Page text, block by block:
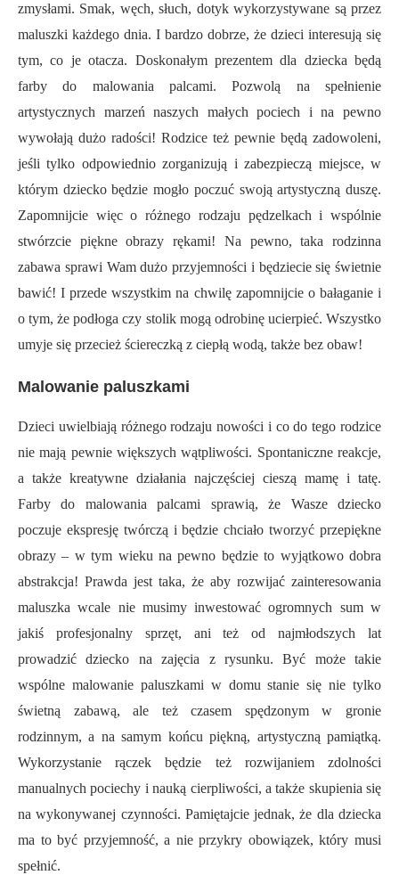
zmysłami. Smak, węch, słuch, dotyk wykorzystywane są przez
maluszki każdego dnia. I bardzo dobrze, że dzieci interesują się
tym, co je otacza. Doskonałym prezentem dla dziecka będą
farby do malowania palcami. Pozwolą na spełnienie
artystycznych marzeń naszych małych pociech i na pewno
wywołają dużo radości! Rodzice też pewnie będą zadowoleni,
jeśli tylko odpowiednio zorganizują i zabezpieczą miejsce, w
którym dziecko będzie mogło poczuć swoją artystyczną duszę.
Zapomnijcie więc o różnego rodzaju pędzelkach i wspólnie
stwórzcie piękne obrazy rękami! Na pewno, taka rodzinna
zabawa sprawi Wam dużo przyjemności i będziecie się świetnie
bawić! I przede wszystkim na chwilę zapomnijcie o bałaganie i
o tym, że podłoga czy stolik mogą odrobinę ucierpieć. Wszystko
umyje się przecież ściereczką z ciepłą wodą, także bez obaw!
Malowanie paluszkami
Dzieci uwielbiają różnego rodzaju nowości i co do tego rodzice
nie mają pewnie większych wątpliwości. Spontaniczne reakcje,
a także kreatywne działania najczęściej cieszą mamę i tatę.
Farby do malowania palcami sprawią, że Wasze dziecko
poczuje ekspresję twórczą i będzie chciało tworzyć przepiękne
obrazy – w tym wieku na pewno będzie to wyjątkowo dobra
abstrakcja! Prawda jest taka, że aby rozwijać zainteresowania
maluszka wcale nie musimy inwestować ogromnych sum w
jakiś profesjonalny sprzęt, ani też od najmłodszych lat
prowadzić dziecko na zajęcia z rysunku. Być może takie
wspólne malowanie paluszkami w domu stanie się nie tylko
świetną zabawą, ale też czasem spędzonym w gronie
rodzinnym, a na samym końcu piękną, artystyczną pamiątką.
Wykorzystanie rączek będzie też rozwijaniem zdolności
manualnych pociechy i nauką cierpliwości, a także skupienia się
na wykonywanej czynności. Pamiętajcie jednak, że dla dziecka
ma to być przyjemność, a nie przykry obowiązek, który musi
spełnić.